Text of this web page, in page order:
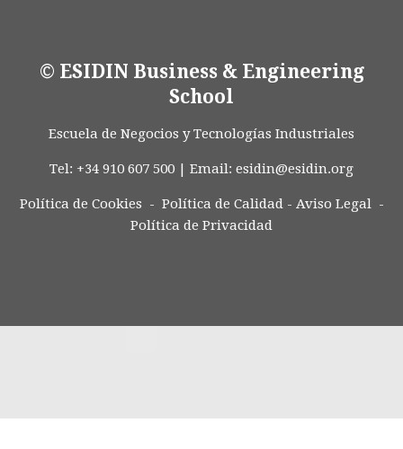
© ESIDIN Business & Engineering
School
Escuela de Negocios y Tecnologías Industriales
Tel: +34 910 607 500 | Email: esidin@esidin.org
Política de Cookies - Política de Calidad- Aviso Legal-
Política de Privacidad